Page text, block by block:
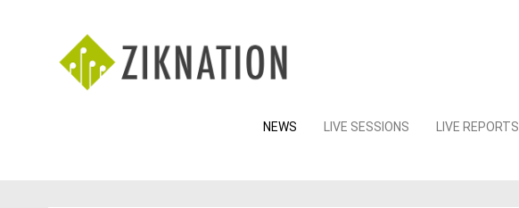
Skip
NEWS LIVE SESSIONS LIVE REPORTS